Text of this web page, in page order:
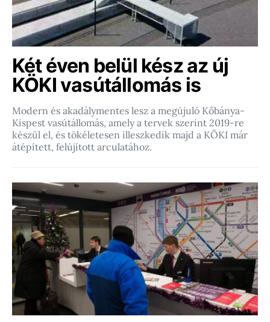
Két éven belül kész az új
KÖKI vasútállomás is
Modern és akadálymentes lesz a megújuló Kőbánya-
Kispest vasútállomás, amely a tervek szerint 2019-re
készül el, és tökéletesen illeszkedik majd a KÖKI már
átépített, felújított arculatához.